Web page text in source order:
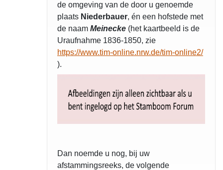
de omgeving van de door u genoemde
plaats Niederbauer, én een hofstede met
de naam Meinecke (het kaartbeeld is de
Uraufnahme 1836-1850, zie
https://www.tim-online.nrw.de/tim-online2/
).
Dan noemde u nog, bij uw
afstammingsreeks, de volgende